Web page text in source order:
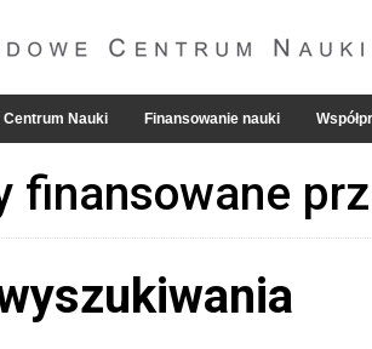
Centrum Nauki Finansowanie nauki
finansowane